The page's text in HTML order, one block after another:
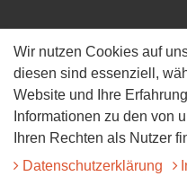
Wir nutzen Cookies auf
diesen sind essenziell,
Website und Ihre
Informationen zu den von
Ihren Rechten als Nutzer
Daten­schutz­erklärung